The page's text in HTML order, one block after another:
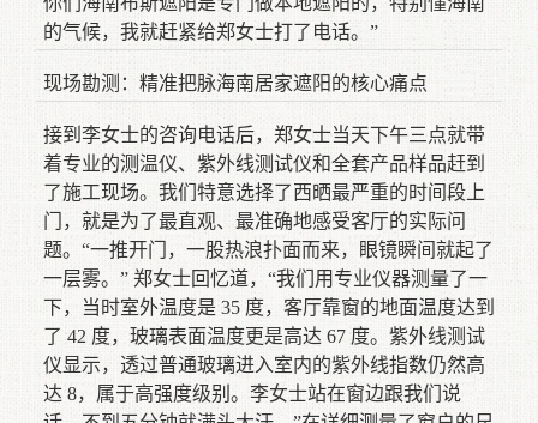
的气候，我就赶紧给郑女士打了电话。”
现场勘测：精准把脉海南居家遮阳的核心痛点
接到李女士的咨询电话后，郑女士当天下午三点就带
着专业的测温仪、紫外线测试仪和全套产品样品赶到
了施工现场。我们特意选择了西晒最严重的时间段上
门，就是为了最直观、最准确地感受客厅的实际问
题。“一推开门，一股热浪扑面而来，眼镜瞬间就起了
一层雾。” 郑女士回忆道，“我们用专业仪器测量了一
下，当时室外温度是 35 度，客厅靠窗的地面温度达到
了 42 度，玻璃表面温度更是高达 67 度。紫外线测试
仪显示，透过普通玻璃进入室内的紫外线指数仍然高
达 8，属于高强度级别。李女士站在窗边跟我们说